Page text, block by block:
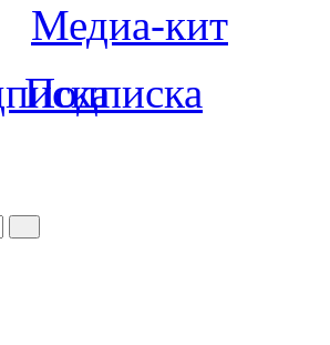
Медиа-кит
Подписка